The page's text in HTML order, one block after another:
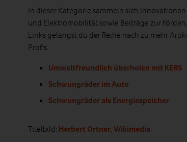
In dieser Kategorie sammeln sich
und Elektromobilität sowie Beiträge zur
Links gelangst du der Reihe nach zu mehr
Profis.
Umweltfreundlich überholen mit KERS
Schwungräder im Auto
Schwungräder als Energiespeicher
Titelbild: Herbert Ortner, Wikimedia